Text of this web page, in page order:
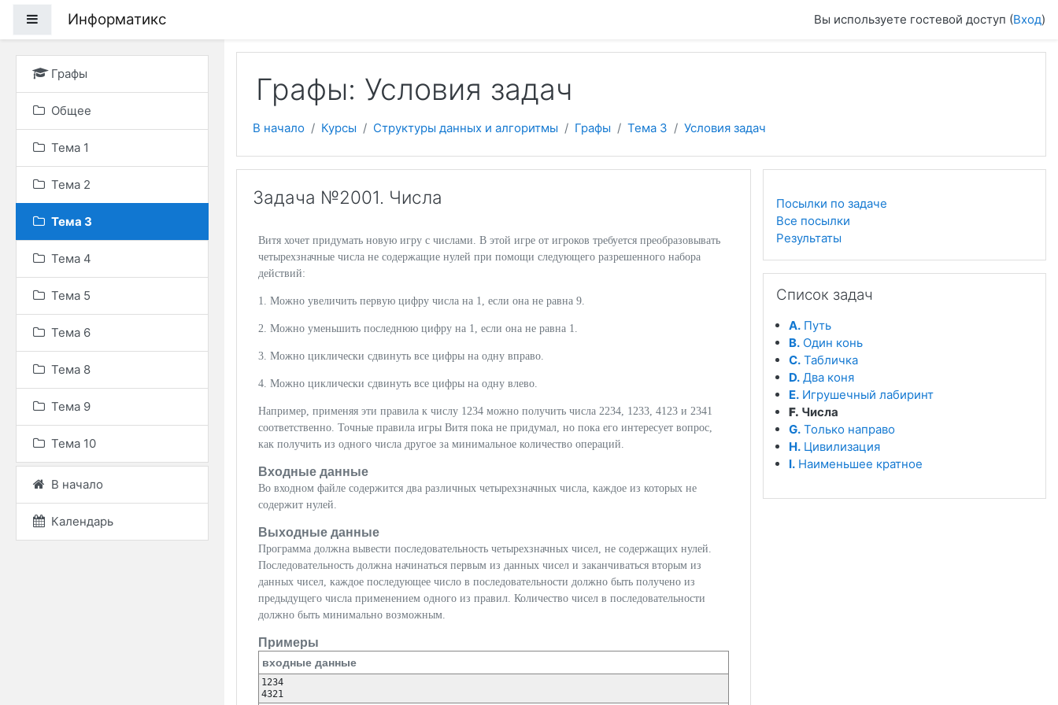
Боковая панель
Информатикс Вы используете гостевой доступ (Вход)
Графы
Общее
Тема 1
Тема 2
Тема 3
Тема 4
Тема 5
Тема 6
Тема 8
Тема 9
Тема 10
В начало
Календарь
Графы: Условия задач
В начало Курсы Структуры данных и алгоритмы Графы Тема 3 Условия задач
Задача №2001. Числа
Витя хочет придумать новую игру с числами. В этой игре от игроков требуется преобразовывать
четырехзначные числа не содержащие нулей при помощи следующего разрешенного набора
действий:
1. Можно увеличить первую цифру числа на 1, если она не равна 9.
2. Можно уменьшить последнюю цифру на 1, если она не равна 1.
3. Можно циклически сдвинуть все цифры на одну вправо.
4. Можно циклически сдвинуть все цифры на одну влево.
Например, применяя эти правила к числу 1234 можно получить числа 2234, 1233, 4123 и 2341
соответственно. Точные правила игры Витя пока не придумал, но пока его интересует вопрос,
как получить из одного числа другое за минимальное количество операций.
Входные данные
Во входном файле содержится два различных четырехзначных числа, каждое из которых не
содержит нулей.
Выходные данные
Программа должна вывести последовательность четырехзначных чисел, не содержащих нулей.
Последовательность должна начинаться первым из данных чисел и заканчиваться вторым из
данных чисел, каждое последующее число в последовательности должно быть получено из
предыдущего числа применением одного из правил. Количество чисел в последовательности
должно быть минимально возможным.
Примеры
входные данные
1234
Посылки по задаче
Все посылки
Результаты
Список задач
A. Путь
B. Один конь
C. Табличка
D. Два коня
E. Игрушечный лабиринт
F. Числа
G. Только направо
H. Цивилизация
I. Наименьшее кратное